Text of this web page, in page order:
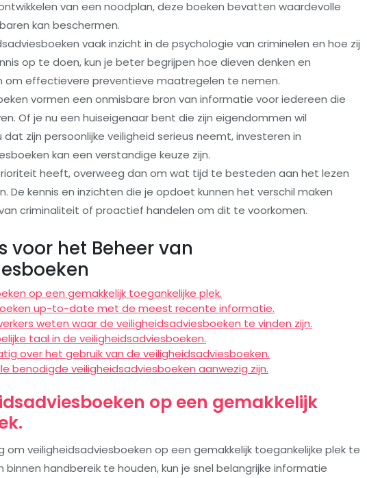
van een noodplan, deze boeken bevatten waardevolle
kan beschermen.
vaak inzicht in de psychologie van criminelen en hoe zij
op te doen, kun je beter begrijpen hoe dieven denken en
om effectievere preventieve maatregelen te nemen.
vormen een onmisbare bron van informatie voor iedereen die
Of je nu een huiseigenaar bent die zijn eigendommen wil
zijn persoonlijke veiligheid serieus neemt, investeren in
kan een verstandige keuze zijn.
heeft, overweeg dan om wat tijd te besteden aan het lezen
De kennis en inzichten die je opdoet kunnen het verschil maken
criminaliteit of proactief handelen om dit te voorkomen.
voor het Beheer van
op een gemakkelijk toegankelijke plek.
up-to-date met de meest recente informatie.
weten waar de veiligheidsadviesboeken te vinden zijn.
taal in de veiligheidsadviesboeken.
over het gebruik van de veiligheidsadviesboeken.
benodigde veiligheidsadviesboeken aanwezig zijn.
op een gemakkelijk
om veiligheidsadviesboeken op een gemakkelijk toegankelijke plek te
binnen handbereik te houden, kun je snel belangrijke informatie